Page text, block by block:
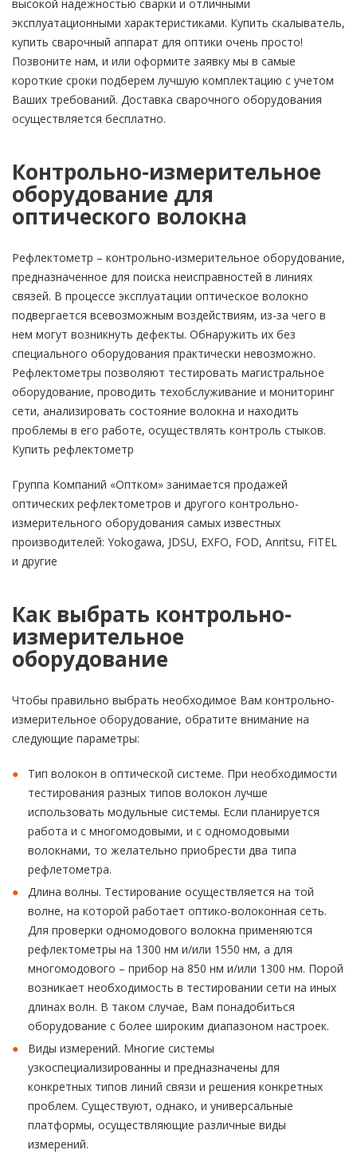
высокой надежностью сварки и отличными
эксплуатационными характеристиками. Купить скалыватель,
купить сварочный аппарат для оптики очень просто!
Позвоните нам, и или оформите заявку мы в самые
короткие сроки подберем лучшую комплектацию с учетом
Ваших требований. Доставка сварочного оборудования
осуществляется бесплатно.
Контрольно-измерительное
оборудование для
оптического волокна
Рефлектометр – контрольно-измерительное оборудование,
предназначенное для поиска неисправностей в линиях
связей. В процессе эксплуатации оптическое волокно
подвергается всевозможным воздействиям, из-за чего в
нем могут возникнуть дефекты. Обнаружить их без
специального оборудования практически невозможно.
Рефлектометры позволяют тестировать магистральное
оборудование, проводить техобслуживание и мониторинг
сети, анализировать состояние волокна и находить
проблемы в его работе, осуществлять контроль стыков.
Купить рефлектометр
Группа Компаний «Оптком» занимается продажей
оптических рефлектометров и другого контрольно-
измерительного оборудования самых известных
производителей: Yokogawa, JDSU, EXFO, FOD, Anritsu, FITEL
и другие
Как выбрать контрольно-
измерительное
оборудование
Чтобы правильно выбрать необходимое Вам контрольно-
измерительное оборудование, обратите внимание на
следующие параметры:
Тип волокон в оптической системе. При необходимости
тестирования разных типов волокон лучше
использовать модульные системы. Если планируется
работа и с многомодовыми, и с одномодовыми
волокнами, то желательно приобрести два типа
рефлетометра.
Длина волны. Тестирование осуществляется на той
волне, на которой работает оптико-волоконная сеть.
Для проверки одномодового волокна применяются
рефлектометры на 1300 нм и/или 1550 нм, а для
многомодового – прибор на 850 нм и/или 1300 нм. Порой
возникает необходимость в тестировании сети на иных
длинах волн. В таком случае, Вам понадобиться
оборудование с более широким диапазоном настроек.
Виды измерений. Многие системы
узкоспециализированны и предназначены для
конкретных типов линий связи и решения конкретных
проблем. Существуют, однако, и универсальные
платформы, осуществляющие различные виды
измерений.